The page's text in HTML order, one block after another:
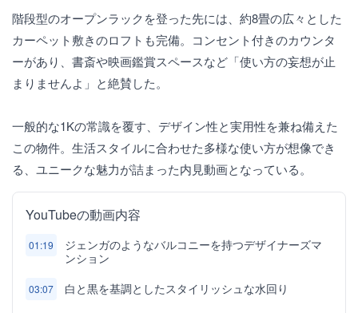
階段型のオープンラックを登った先には、約8畳の広々とした
カーペット敷きのロフトも完備。コンセント付きのカウンタ
ーがあり、書斎や映画鑑賞スペースなど「使い方の妄想が止
まりませんよ」と絶賛した。
一般的な1Kの常識を覆す、デザイン性と実用性を兼ね備えた
この物件。生活スタイルに合わせた多様な使い方が想像でき
る、ユニークな魅力が詰まった内見動画となっている。
YouTubeの動画内容
01:19
ジェンガのようなバルコニーを持つデザイナーズマ
ンション
03:07 白と黒を基調としたスタイリッシュな水回り